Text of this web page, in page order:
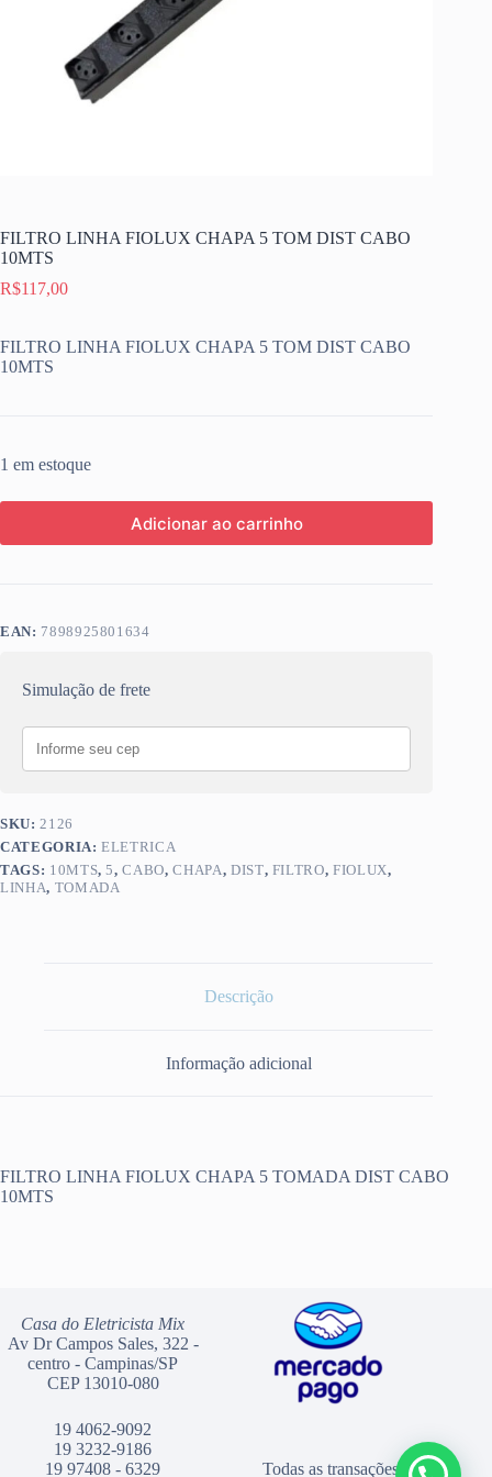
FILTRO LINHA FIOLUX CHAPA 5 TOM DIST CABO
10MTS
R$117,00
FILTRO LINHA FIOLUX CHAPA 5 TOM DIST CABO
10MTS
1 em estoque
Adicionar ao carrinho
EAN: 7898925801634
Simulação de frete
SKU:2126
CATEGORIA:ELETRICA
TAGS: 10MTS,5,CABO,CHAPA, DIST, FILTRO,FIOLUX,
LINHA, TOMADA
Descrição
Informação adicional
FILTRO LINHA FIOLUX CHAPA 5 TOMADA DIST CABO
10MTS
Casa do Eletricista Mix
Av Dr Campos Sales, 322 -
centro - Campinas/SP
CEP 13010-080
19 4062-9092
19 3232-9186
19 97408 - 6329
Todas as transações